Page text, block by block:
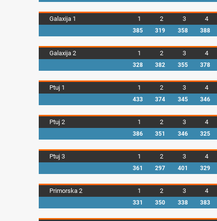
Galaxija 1 1 2 3 4
385 319 358 388
Galaxija 2 1 2 3 4
328 382 355 378
Ptuj 1 1 2 3 4
433 374 345 346
Ptuj 2 1 2 3 4
386 351 346 325
Ptuj 3 1 2 3 4
361 297 401 329
Primorska 2 1 2 3 4
331 350 338 383